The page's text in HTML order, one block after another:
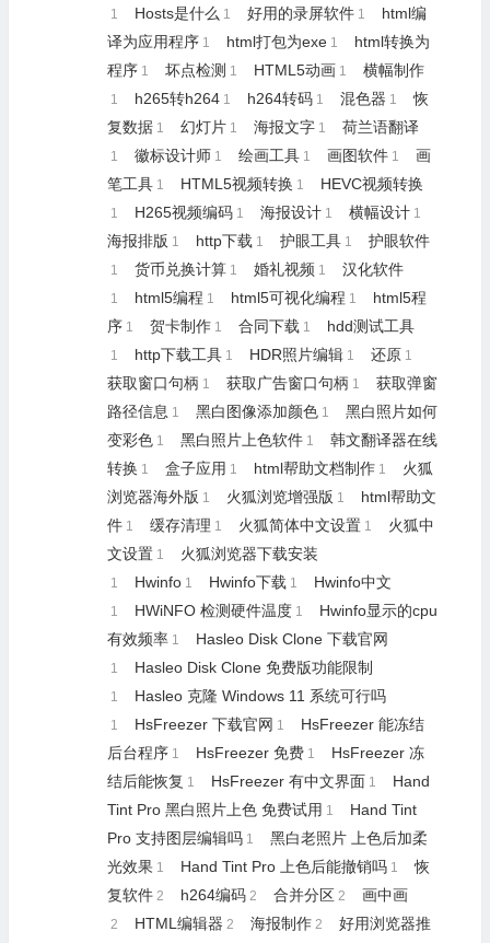
1 Hosts是什么 1 好用的录屏软件 1
html编
译为应用程序 1 html打包为exe 1
html转换为
程序 1 坏点检测 1 HTML5动画 1 横幅制作
1 h265转h264 1 h264转码 1 混色器 1
恢
复数据 1 幻灯片 1 海报文字 1 荷兰语翻译
1 徽标设计师 1 绘画工具 1 画图软件 1
画
笔工具 1 HTML5视频转换 1 HEVC视频转换
1 H265视频编码 1 海报设计 1 横幅设计 1
海报排版 1 http下载 1 护眼工具 1 护眼软件
1 货币兑换计算 1 婚礼视频 1 汉化软件
1 html5编程 1 html5可视化编程 1
html5程
序 1 贺卡制作 1 合同下载 1 hdd测试工具
1 http下载工具 1 HDR照片编辑 1 还原 1
获取窗口句柄 1 获取广告窗口句柄 1
获取弹窗
路径信息 1 黑白图像添加颜色 1
黑白照片如何
变彩色 1 黑白照片上色软件 1
韩文翻译器在线
转换 1 盒子应用 1 html帮助文档制作 1
火狐
浏览器海外版 1 火狐浏览增强版 1
html帮助文
件 1 缓存清理 1 火狐简体中文设置 1
火狐中
文设置 1 火狐浏览器下载安装
1 Hwinfo 1 Hwinfo下载 1 Hwinfo中文
1 HWiNFO 检测硬件温度 1
Hwinfo显示的cpu
有效频率 1 Hasleo Disk Clone 下载官网
1 Hasleo Disk Clone 免费版功能限制
1 Hasleo 克隆 Windows 11 系统可行吗
1 HsFreezer 下载官网 1
HsFreezer 能冻结
后台程序 1 HsFreezer 免费 1
HsFreezer 冻
结后能恢复 1 HsFreezer 有中文界面 1
Hand
Tint Pro 黑白照片上色 免费试用 1
Hand Tint
Pro 支持图层编辑吗 1
黑白老照片 上色后加柔
光效果 1 Hand Tint Pro 上色后能撤销吗 1
恢
复软件 2 h264编码 2 合并分区 2 画中画
2 HTML编辑器 2 海报制作 2 好用浏览器推